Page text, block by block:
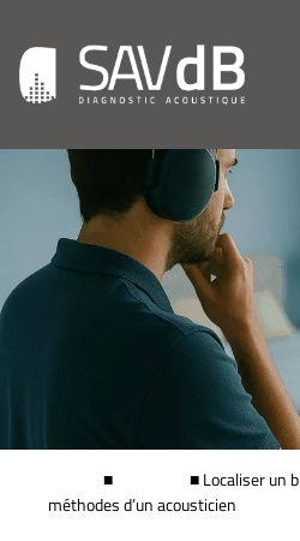
■ ■Localiser un
méthodes d’un acousticien